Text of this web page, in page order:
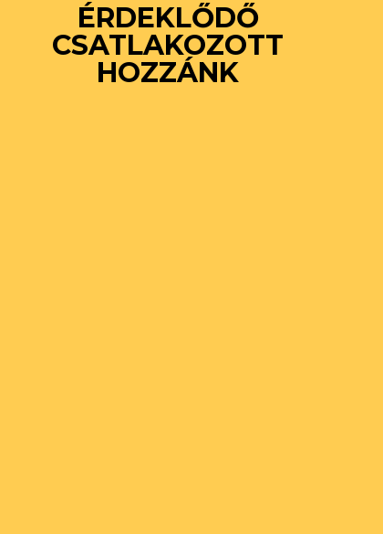
ÉRDEKLŐDŐ
CSATLAKOZOTT
HOZZÁNK